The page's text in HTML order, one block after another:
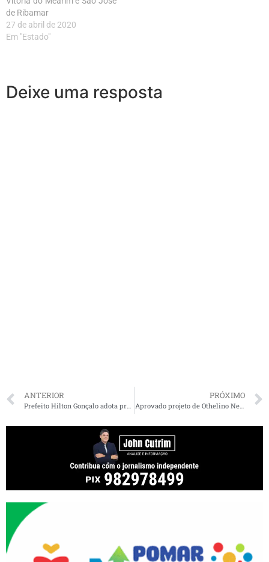
de Ribamar
27 de abril de 2020
Em "Estado"
Deixe uma resposta
ANTERIOR PRÓXIMO
Aprovado projeto de Othelino Neto que permite B.O on line de violência contra a mulher